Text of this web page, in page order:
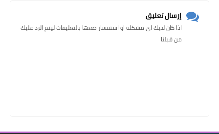
إرسال تعليق
اذا كان لديك اي مشكلة او استفسار ضعها بالتعليقات ليتم الرد عليك
من قبلنا